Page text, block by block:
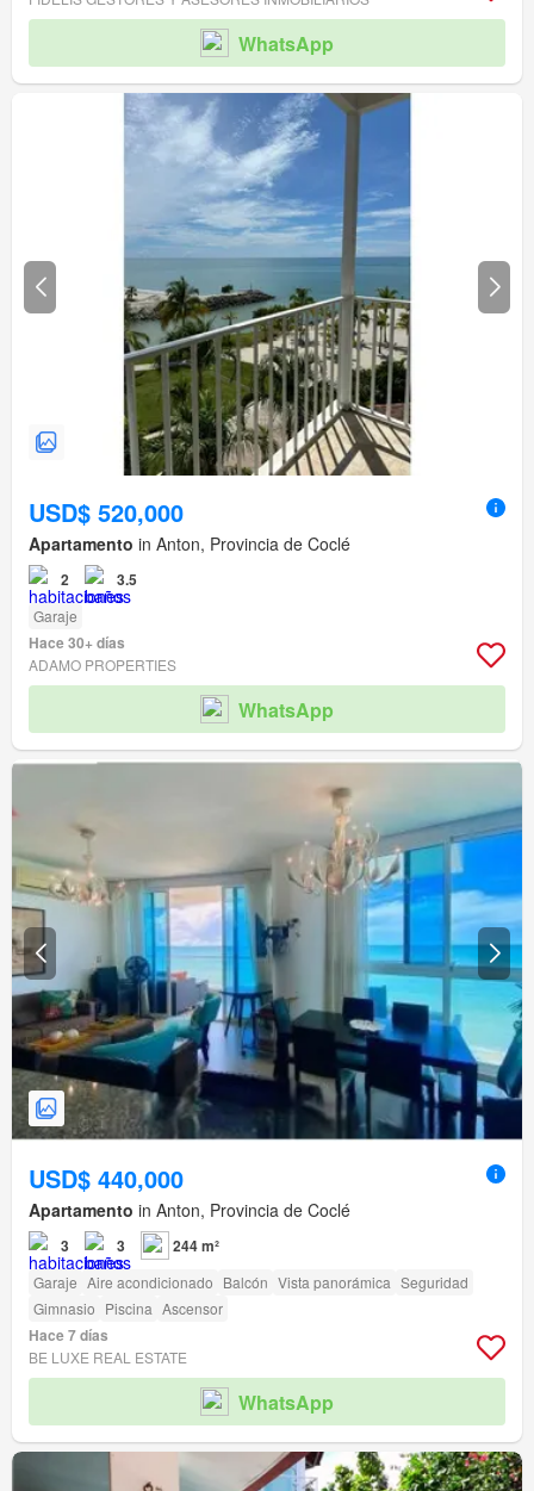
WhatsApp
USD$ 520,000
Apartamento in Anton, Provincia de Coclé
2 3.5
Garaje
Hace 30+ días
ADAMO PROPERTIES
WhatsApp
USD$ 440,000
Apartamento in Anton, Provincia de Coclé
3 3 244 m²
Garaje Aire acondicionado Balcón Vista panorámica Seguridad
Gimnasio Piscina Ascensor
Hace 7 días
BE LUXE REAL ESTATE
WhatsApp